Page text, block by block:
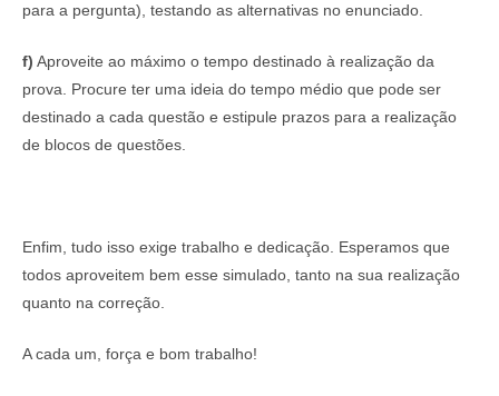
para a pergunta), testando as alternativas no enunciado.
f) Aproveite ao máximo o tempo destinado à realização da
prova. Procure ter uma ideia do tempo médio que pode ser
destinado a cada questão e estipule prazos para a realização
de blocos de questões.
Enfim, tudo isso exige trabalho e dedicação. Esperamos que
todos aproveitem bem esse simulado, tanto na sua realização
quanto na correção.
A cada um, força e bom trabalho!